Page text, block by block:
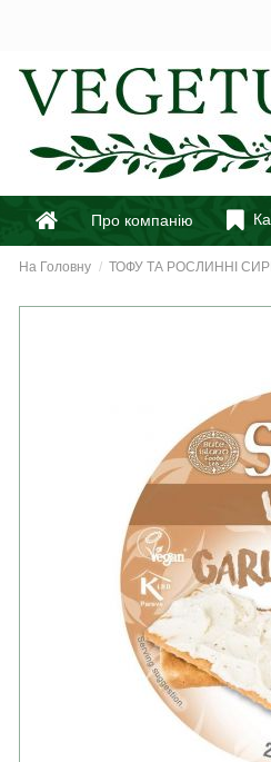
Про компанію
На Головну ТОФУ ТА РОСЛИННІ